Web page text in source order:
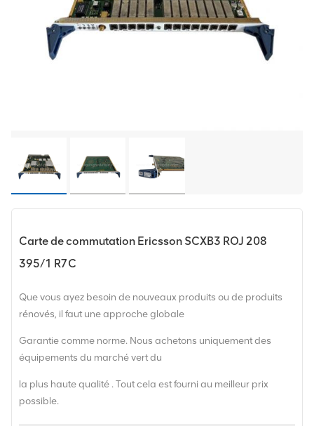
Carte de commutation Ericsson SCXB3 ROJ 208
395/1 R7C
Que vous ayez besoin de nouveaux produits ou de produits
rénovés, il faut une approche globale
Garantie comme norme. Nous achetons uniquement des
équipements du marché vert du
la plus haute qualité . Tout cela est fourni au meilleur prix
possible.